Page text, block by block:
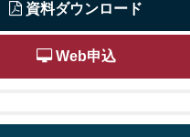
資料ダウンロード
Web申込